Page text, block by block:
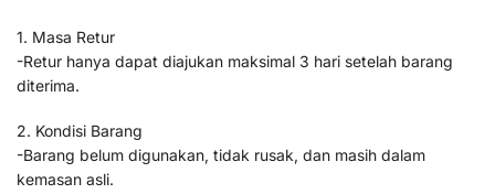
1. Masa Retur
-Retur hanya dapat diajukan maksimal 3 hari setelah barang
diterima.
2. Kondisi Barang
-Barang belum digunakan, tidak rusak, dan masih dalam
kemasan asli.